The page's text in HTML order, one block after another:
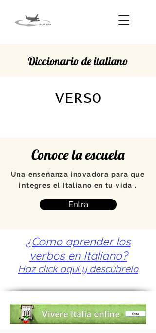
Diccionario de italiano
VERSO
Conoce la escuela
Una enseñanza inovadora para que
integres el Italiano en tu vida .
Entra
¿Como aprender los
verbos en Italiano?
Haz click aquí y descúbrelo